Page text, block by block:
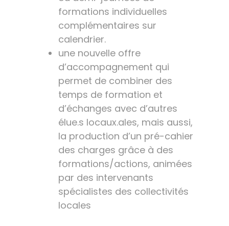
formations individuelles
complémentaires sur
calendrier.
une nouvelle offre
d’accompagnement qui
permet de combiner des
temps de formation et
d’échanges avec d’autres
élue.s locaux.ales, mais aussi,
la production d’un pré-cahier
des charges grâce à des
formations/actions, animées
par des intervenants
spécialistes des collectivités
locales